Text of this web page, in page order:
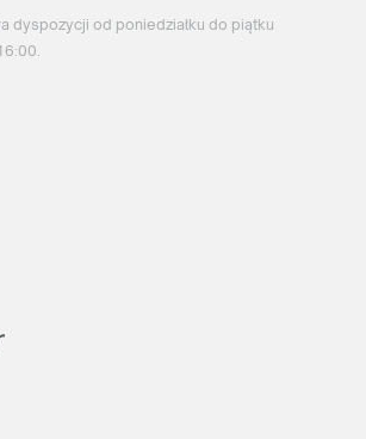
dyspozycji od poniedziałku do piątku